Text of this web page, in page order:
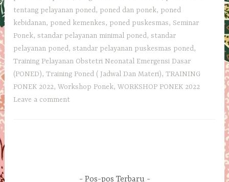
tentang pelayanan poned, poned dan ponek, poned
kebidanan, poned kemenkes, poned puskesmas, Seminar
Ponek,standar pelayanan minimal poned,standar
pelayanan poned,standar pelayanan puskesmas poned,
Training Pelayanan Obstetri Neonatal Emergensi Dasar
(PONED),Training Poned ( Jadwal Dan Materi),TRAINING
PONEK 2022,Workshop Ponek,WORKSHOP PONEK 2022
Leave a comment
Pos-pos Terbaru